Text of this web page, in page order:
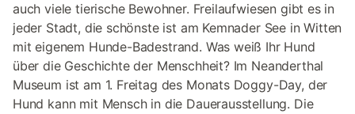
auch viele tierische Bewohner. Freilaufwiesen gibt es in
jeder Stadt, die schönste ist am Kemnader See in Witten
mit eigenem Hunde-Badestrand. Was weiß Ihr Hund
über die Geschichte der Menschheit? Im Neanderthal
Museum ist am 1. Freitag des Monats Doggy-Day, der
Hund kann mit Mensch in die Dauerausstellung. Die